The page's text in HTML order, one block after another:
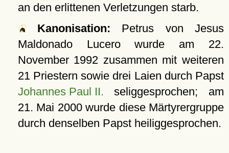
an den erlittenen Verletzungen starb.
Kanonisation: Petrus von Jesus
Maldonado Lucero wurde am 22.
November 1992 zusammen mit weiteren
21 Priestern sowie drei Laien durch Papst
Johannes Paul II. seliggesprochen; am
21. Mai 2000wurde diese Märtyrergruppe
durch denselben Papst heiliggesprochen.